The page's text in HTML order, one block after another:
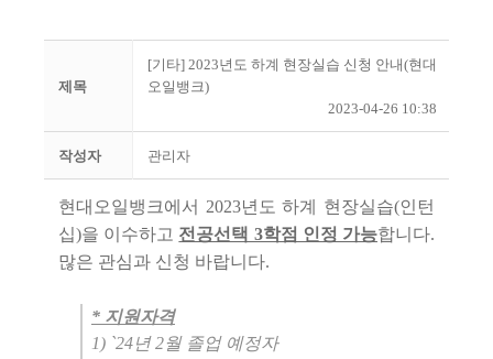
제목
[기타] 2023년도 하계 현장실습 신청 안내(현대
오일뱅크)
2023-04-26 10:38
작성자 관리자
현대오일뱅크에서 2023년도 하계 현장실습(인턴
십)을 이수하고 전공선택 3학점 인정 가능합니다.
많은 관심과 신청 바랍니다.
* 지원자격
1) `24년 2월 졸업 예정자